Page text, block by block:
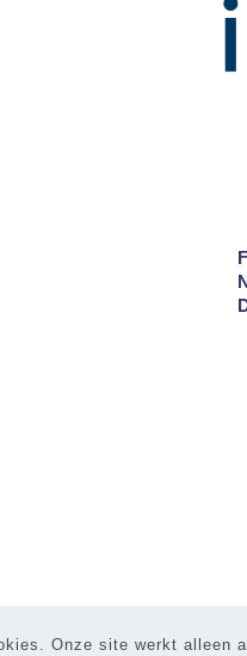
Onze site werkt alleen